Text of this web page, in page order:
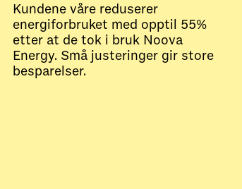
Kundene våre reduserer
energiforbruket med opptil 55%
etter at de tok i bruk Noova
Energy. Små justeringer gir store
besparelser.